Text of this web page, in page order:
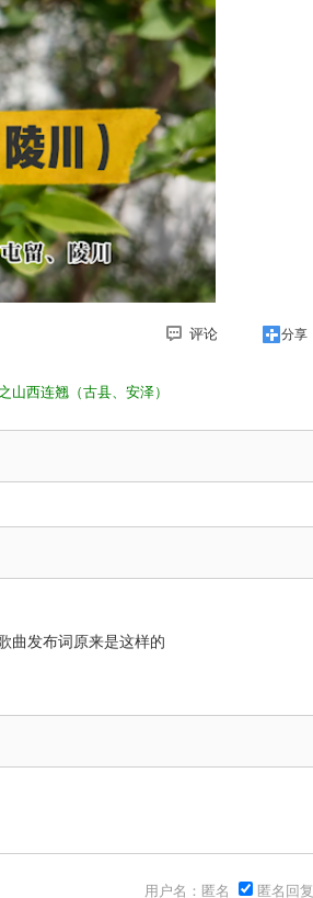
评论 分享
山西连翘（古县、安泽）
曲发布词原来是这样的
用户名：匿名 匿名回复